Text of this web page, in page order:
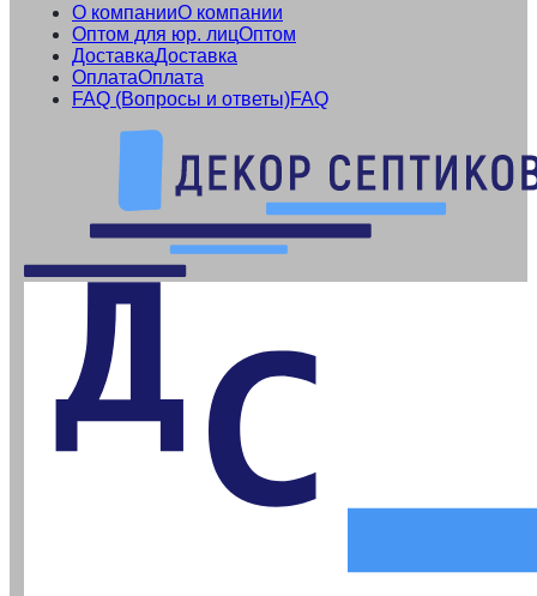
О компанииО компании
Оптом для юр. лицОптом
ДоставкаДоставка
ОплатаОплата
FAQ (Вопросы и ответы)FAQ